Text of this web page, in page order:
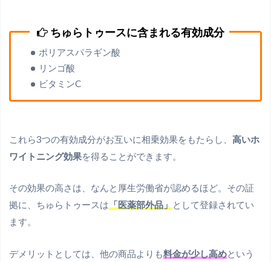
ちゅらトゥースに含まれる有効成分
ポリアスパラギン酸
リンゴ酸
ビタミンC
これら3つの有効成分がお互いに相乗効果をもたらし、 高いホ
ワイトニング効果を得ることができます。
その効果の高さは、なんと厚生労働省が認めるほど。その証
拠に、ちゅらトゥースは 「医薬部外品」 として登録されてい
ます。
デメリットとしては、他の商品よりも料金が少し高めという